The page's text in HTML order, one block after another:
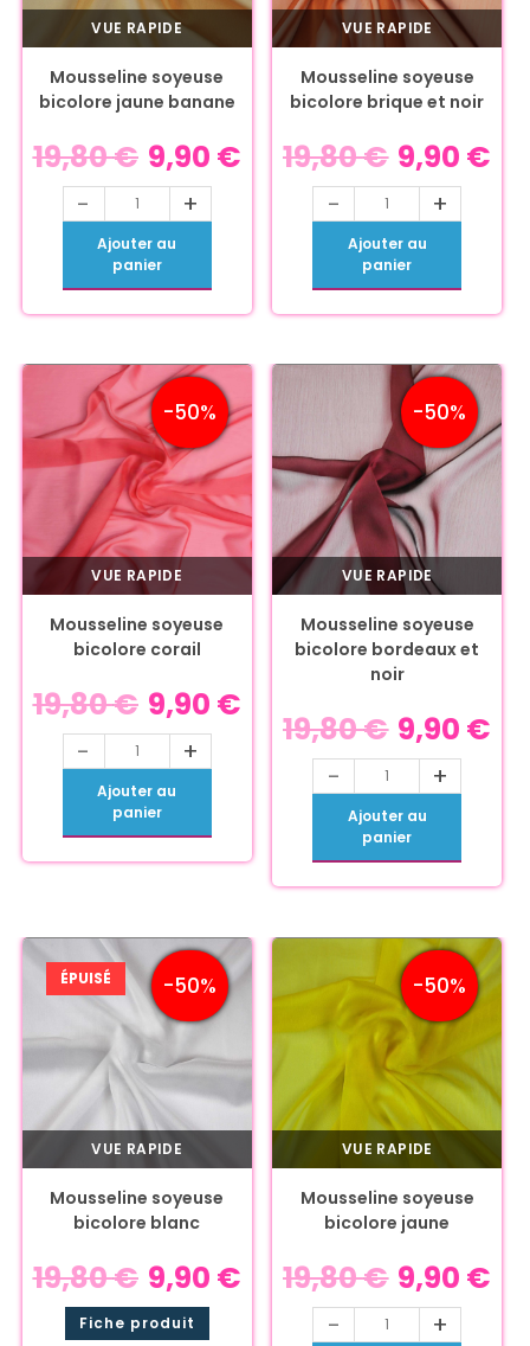
VUE RAPIDE
Mousseline soyeuse
bicolore jaune banane
19,80€ 9,90 €
- +
Ajouter au
panier
VUE RAPIDE
Mousseline soyeuse
bicolore brique et noir
19,80€ 9,90 €
- +
Ajouter au
panier
-50%
VUE RAPIDE
Mousseline soyeuse
bicolore corail
19,80€ 9,90 €
- +
Ajouter au
panier
-50%
VUE RAPIDE
Mousseline soyeuse
bicolore bordeaux et
noir
19,80€ 9,90 €
- +
Ajouter au
panier
-50%
ÉPUISÉ
VUE RAPIDE
Mousseline soyeuse
bicolore blanc
19,80€ 9,90 €
Fiche produit
-50%
VUE RAPIDE
Mousseline soyeuse
bicolore jaune
19,80€ 9,90 €
- +